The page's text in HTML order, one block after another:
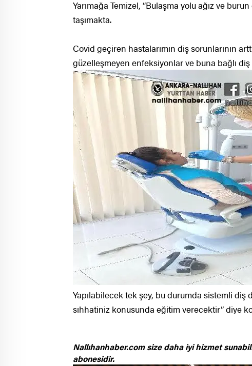
Yarımağa Temizel, “Bulaşma yolu ağız ve
taşımakta.
Covid geçiren hastalarımın diş sorunlarının
güzelleşmeyen enfeksiyonlar ve buna bağlı
Yapılabilecek tek şey, bu durumda sistemli diş
sıhhatiniz konusunda eğitim verecektir” diye
Nallıhanhaber.com size daha iyi hizmet
abonesidir.